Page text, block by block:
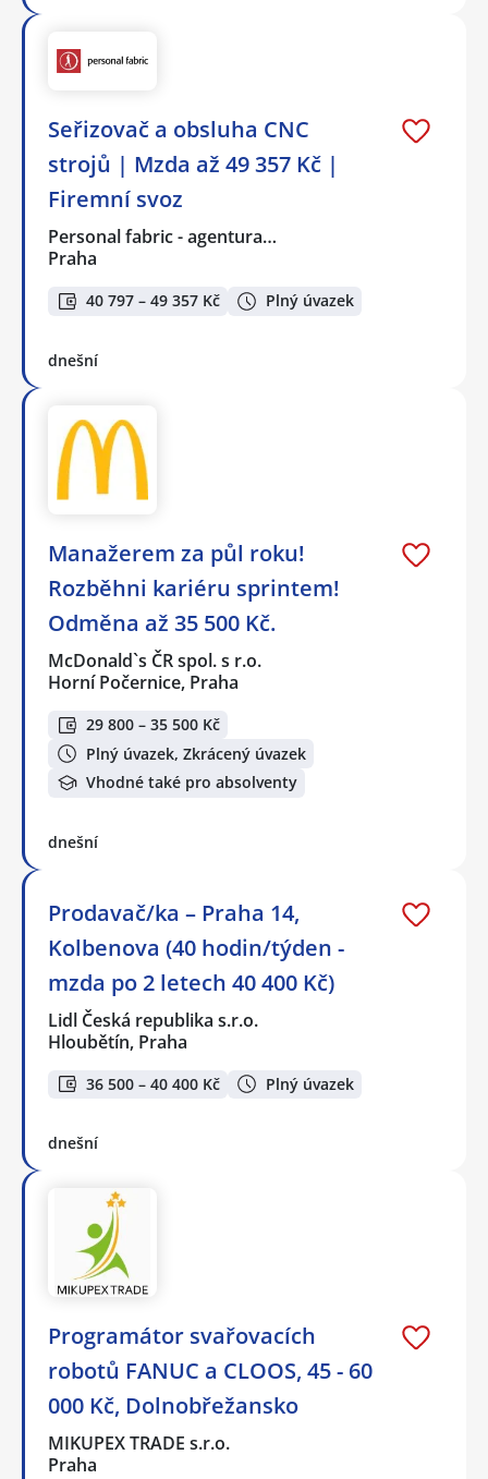
Seřizovač a obsluha CNC
strojů | Mzda až 49 357 Kč |
Firemní svoz
Personal fabric - agentura…
Praha
40 797 – 49 357 Kč Plný úvazek
dnešní
Manažerem za půl roku!
Rozběhni kariéru sprintem!
Odměna až 35 500 Kč.
McDonald`s ČR spol. s r.o.
Horní Počernice, Praha
29 800 – 35 500 Kč
Plný úvazek, Zkrácený úvazek
Vhodné také pro absolventy
dnešní
Prodavač/ka – Praha 14,
Kolbenova (40 hodin/týden -
mzda po 2 letech 40 400 Kč)
Lidl Česká republika s.r.o.
Hloubětín, Praha
36 500 – 40 400 Kč Plný úvazek
dnešní
Programátor svařovacích
robotů FANUC a CLOOS, 45 - 60
000 Kč, Dolnobřežansko
MIKUPEX TRADE s.r.o.
Praha